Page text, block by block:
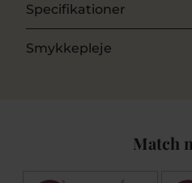
Specifikationer
Smykkepleje
Match